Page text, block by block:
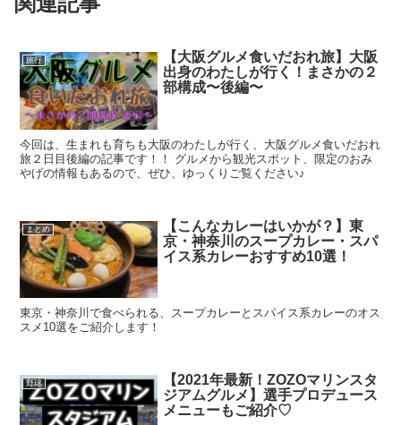
旅行
【大阪グルメ食いだおれ旅】大阪
出身のわたしが行く！まさかの２
部構成〜後編〜
今回は、生まれも育ちも大阪のわたしが行く、大阪グルメ食いだおれ
旅２日目後編の記事です！！ グルメから観光スポット、限定のおみ
やげの情報もあるので、ぜひ、ゆっくりご覧ください♪
まとめ
【こんなカレーはいかが？】東
京・神奈川のスープカレー・スパ
イス系カレーおすすめ10選！
東京・神奈川で食べられる、スープカレーとスパイス系カレーのオス
スメ10選をご紹介します！
野球
【2021年最新！ZOZOマリンスタ
ジアムグルメ】選手プロデュース
メニューもご紹介♡